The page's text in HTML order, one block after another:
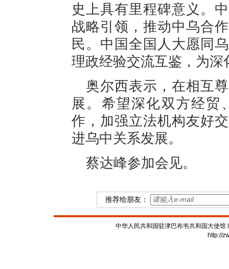
史上具有里程碑意义。
战略引领，推动中乌合
民。中国全国人大愿同
理政经验交流互鉴，为
奥尔西表示，在相互
展。希望深化双方经贸
作，加强立法机构友好
进乌中关系发展。
蔡达峰参加会见。
推荐给朋友：
中华人民共和国驻津巴布韦共和国大使
http://